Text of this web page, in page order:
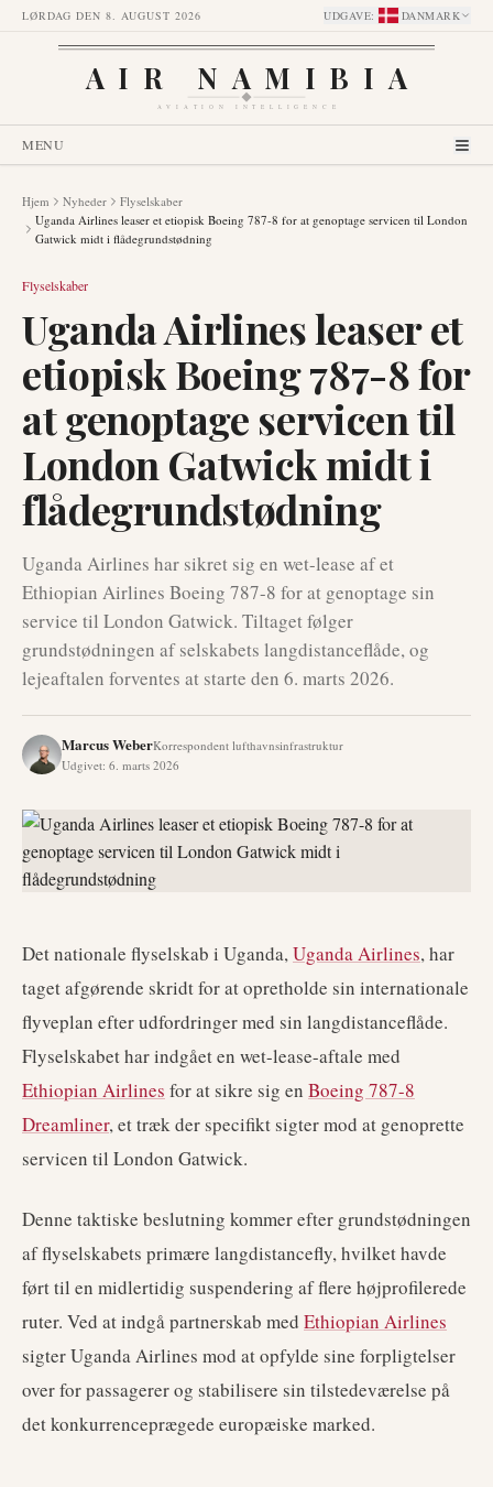
LØRDAG DEN 8. AUGUST 2026 UDGAVE: DANMARK
AIR NAMIBIA
AVIATION INTELLIGENCE
MENU
Hjem Nyheder
Flyselskaber
Uganda Airlines leaser et etiopisk Boeing 787-8 for at genoptage servicen til London
Gatwick midt i flådegrundstødning
Flyselskaber
Uganda Airlines leaser et
etiopisk Boeing 787-8 for
at genoptage servicen til
London Gatwick midt i
flådegrundstødning
Uganda Airlines har sikret sig en wet-lease af et
Ethiopian Airlines Boeing 787-8 for at genoptage sin
service til London Gatwick. Tiltaget følger
grundstødningen af selskabets langdistanceflåde, og
lejeaftalen forventes at starte den 6. marts 2026.
Marcus WeberKorrespondent lufthavnsinfrastruktur
Udgivet: 6. marts 2026
Det nationale flyselskab i Uganda,Uganda Airlines, har
taget afgørende skridt for at opretholde sin internationale
flyveplan efter udfordringer med sin langdistanceflåde.
Flyselskabet har indgået en wet-lease-aftale med
Ethiopian Airlines for at sikre sig en Boeing 787-8
Dreamliner, et træk der specifikt sigter mod at genoprette
servicen til London Gatwick.
Denne taktiske beslutning kommer efter grundstødningen
af flyselskabets primære langdistancefly, hvilket havde
ført til en midlertidig suspendering af flere højprofilerede
ruter. Ved at indgå partnerskab med Ethiopian Airlines
sigter Uganda Airlines mod at opfylde sine forpligtelser
over for passagerer og stabilisere sin tilstedeværelse på
det konkurrenceprægede europæiske marked.